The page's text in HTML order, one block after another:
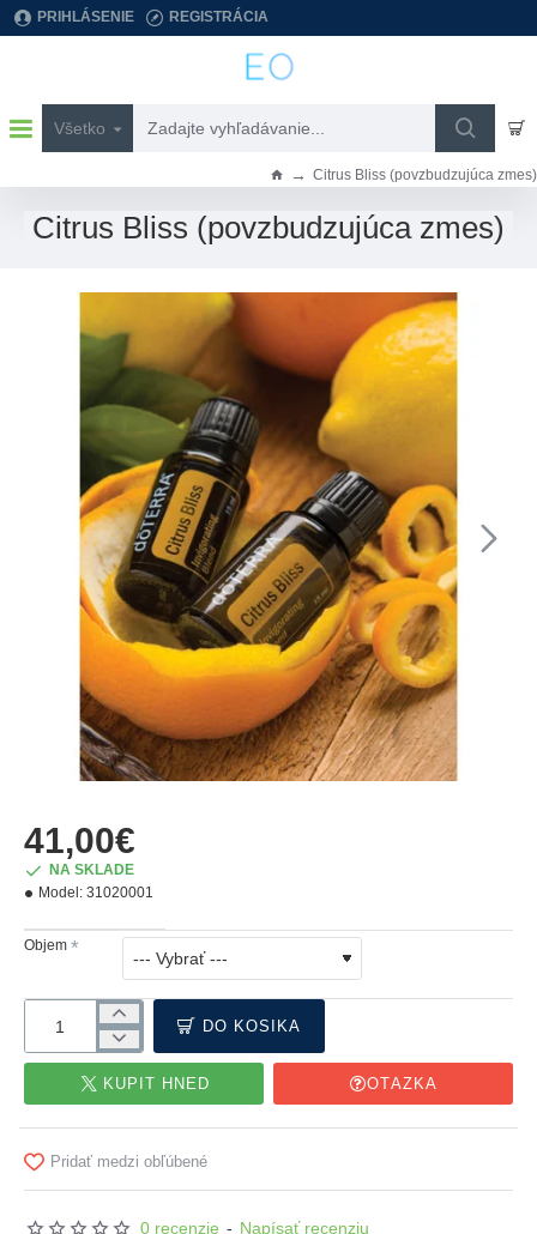
PRIHLÁSENIE REGISTRÁCIA
Všetko
Zadajte
Citrus Bliss (povzbudzujúca zmes)
h
m
Citrus Bliss (povzbudzujúca zmes)
0 recenzie - Napísať recenziu
41,00€
NA SKLADE
Model: 31020001
Objem
DO KOŠÍKA
KÚPIŤ HNEĎ OTÁZKA
Pridať medzi obľúbené